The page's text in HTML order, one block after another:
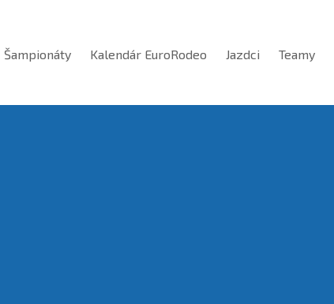
Šampionáty Kalendár EuroRodeo Jazdci Teamy